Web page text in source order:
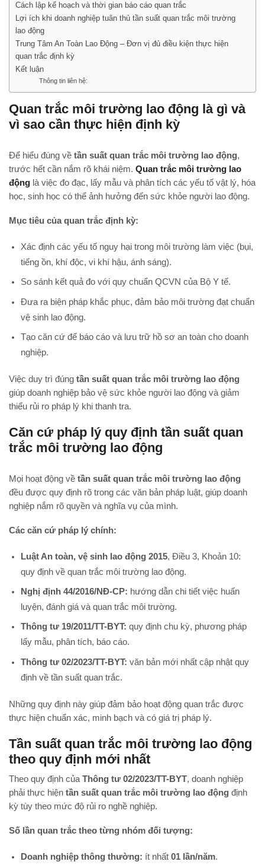
Cách lập kế hoạch và thời gian báo cáo quan trắc
Lợi ích khi doanh nghiệp tuân thủ tần suất quan trắc môi trường
lao động
Trung Tâm An Toàn Lao Động – Đơn vị đủ điều kiện thực hiện
quan trắc định kỳ
Kết luận
Thông tin liên hệ:
Quan trắc môi trường lao động là gì và
vì sao cần thực hiện định kỳ
Để hiểu đúng về tần suất quan trắc môi trường lao động,
trước hết cần nắm rõ khái niệm. Quan trắc môi trường lao
động là việc đo đạc, lấy mẫu và phân tích các yếu tố vật lý, hóa
học, sinh học có thể ảnh hưởng đến sức khỏe người lao động.
Mục tiêu của quan trắc định kỳ:
Xác định các yếu tố nguy hại trong môi trường làm việc (bụi,
tiếng ồn, khí độc, vi khí hậu, ánh sáng).
So sánh kết quả đo với quy chuẩn QCVN của Bộ Y tế.
Đưa ra biện pháp khắc phục, đảm bảo môi trường đạt chuẩn
vệ sinh lao động.
Tạo căn cứ để báo cáo và lưu trữ hồ sơ an toàn cho doanh
nghiệp.
Việc duy trì đúng tần suất quan trắc môi trường lao động
giúp doanh nghiệp bảo vệ sức khỏe người lao động và giảm
thiểu rủi ro pháp lý khi thanh tra.
Căn cứ pháp lý quy định tần suất quan
trắc môi trường lao động
Mọi hoạt động về tần suất quan trắc môi trường lao động
đều được quy định rõ trong các văn bản pháp luật, giúp doanh
nghiệp nắm rõ quyền và nghĩa vụ của mình.
Các căn cứ pháp lý chính:
Luật An toàn, vệ sinh lao động 2015, Điều 3, Khoản 10:
quy định về quan trắc môi trường lao động.
Nghị định 44/2016/NĐ-CP: hướng dẫn chi tiết việc huấn
luyện, đánh giá và quan trắc môi trường.
Thông tư 19/2011/TT-BYT: quy định chu kỳ, phương pháp
lấy mẫu, phân tích, báo cáo.
Thông tư 02/2023/TT-BYT: văn bản mới nhất cập nhật quy
định về tần suất quan trắc.
Những quy định này giúp đảm bảo hoạt động quan trắc được
thực hiện chuẩn xác, minh bạch và có giá trị pháp lý.
Tần suất quan trắc môi trường lao động
theo quy định mới nhất
Theo quy định của Thông tư 02/2023/TT-BYT, doanh nghiệp
phải thực hiện tần suất quan trắc môi trường lao động định
kỳ tùy theo mức độ rủi ro nghề nghiệp.
Số lần quan trắc theo từng nhóm đối tượng:
Doanh nghiệp thông thường: ít nhất 01 lần/năm.